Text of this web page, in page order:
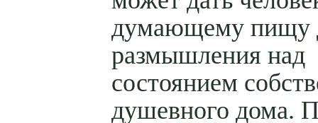
думающему пищу
размышления над
состоянием
душевного дома.